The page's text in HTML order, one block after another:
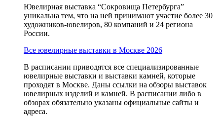
Ювелирная выставка “Сокровища Петербурга”
уникальна тем, что на ней принимают участие более 30
художников-ювелиров, 80 компаний и 24 региона
России.
Все ювелирные выставки в Москве 2026
В расписании приводятся все специализированные
ювелирные выставки и выставки камней, которые
проходят в Москве. Даны ссылки на обзоры выставок
ювелирных изделий и камней. В расписании либо в
обзорах обязательно указаны официальные сайты и
адреса.